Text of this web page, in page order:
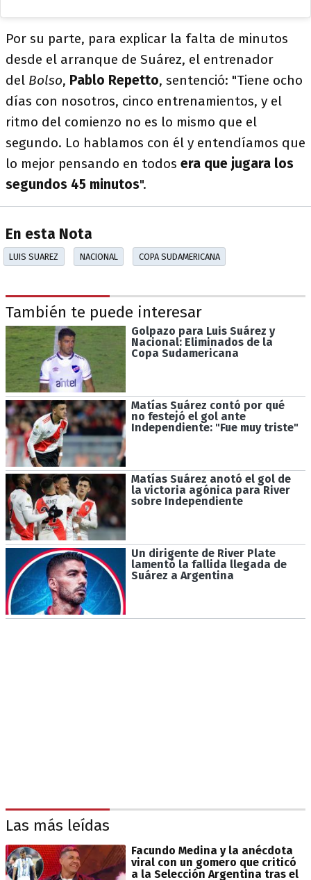
Por su parte, para explicar la falta de minutos
desde el arranque de Suárez, el entrenador
del Bolso, Pablo Repetto, sentenció: "Tiene ocho
días con nosotros, cinco entrenamientos, y el
ritmo del comienzo no es lo mismo que el
segundo. Lo hablamos con él y entendíamos que
lo mejor pensando en todos era que jugara los
segundos 45 minutos".
En esta Nota
LUIS SUAREZ NACIONAL COPA SUDAMERICANA
También te puede interesar
Golpazo para Luis Suárez y
Nacional: Eliminados de la
Copa Sudamericana
Matías Suárez contó por qué
no festejó el gol ante
Independiente: "Fue muy triste"
Matías Suárez anotó el gol de
la victoria agónica para River
sobre Independiente
Un dirigente de River Plate
lamentó la fallida llegada de
Suárez a Argentina
Las más leídas
Facundo Medina y la anécdota
viral con un gomero que criticó
a la Selección Argentina tras el